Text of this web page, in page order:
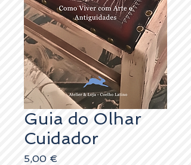
Guia do Olhar
Cuidador
5,00 €